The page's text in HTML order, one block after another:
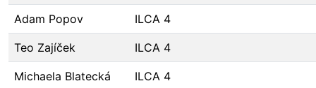
Adam Popov ILCA 4
Teo Zajíček ILCA 4
Michaela Blatecká ILCA 4